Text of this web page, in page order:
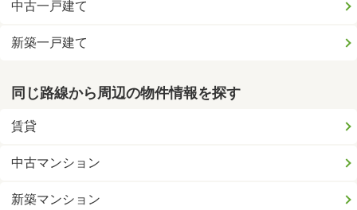
中古一戸建て
新築一戸建て
同じ路線から周辺の物件情報を探す
賃貸
中古マンション
新築マンション